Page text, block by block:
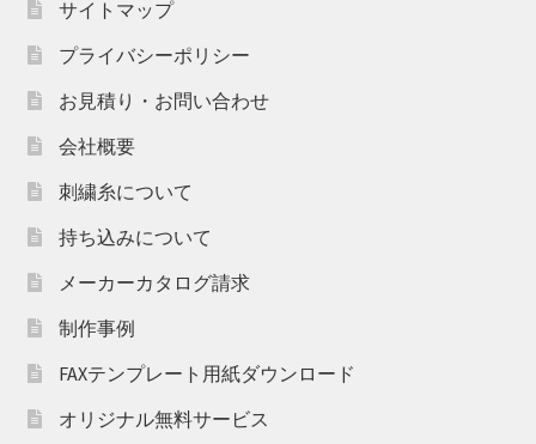
サイトマップ
プライバシーポリシー
お見積り・お問い合わせ
会社概要
刺繍糸について
持ち込みについて
メーカーカタログ請求
制作事例
FAXテンプレート用紙ダウンロード
オリジナル無料サービス